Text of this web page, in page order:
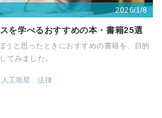
2026/1/8
を学べるおすすめの本・書籍25選
うと思ったときにおすすめの書籍を、目的
てみました。
人工衛星 法律